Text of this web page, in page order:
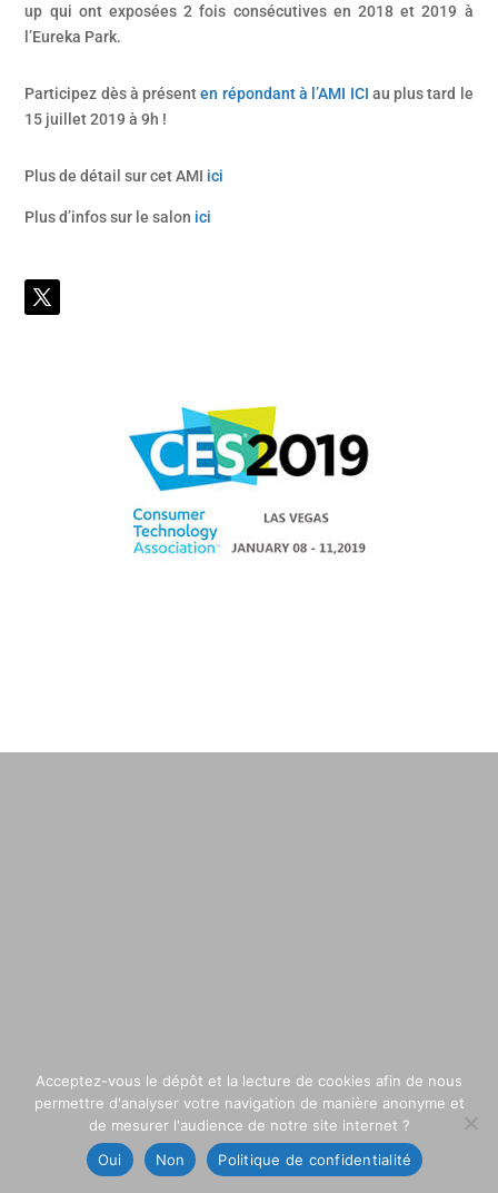
up qui ont exposées 2 fois consécutives en 2018 et 2019 à
l’Eureka Park.
Participez dès à présenten répondant à l’AMI ICI au plus tard le
15 juillet 2019 à 9h !
Plus de détail sur cet AMI ici
Plus d’infos sur le salon ici
Acceptez-vous le dépôt et la lecture de cookies afin de nous
permettre d'analyser votre navigation de manière anonyme et
de mesurer l'audience de notre site internet ?
Oui
Non Politique de confidentialité